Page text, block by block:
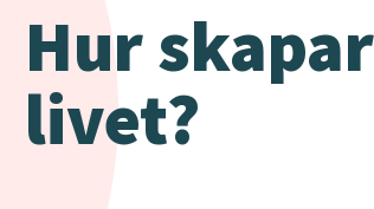
Hur
livet?